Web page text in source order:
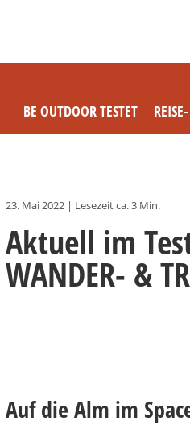
BE OUTDOOR TESTET
23. Mai 2022 | Lesezeit ca. 3 Min.
Aktuell im
WANDER- &
Auf die Alm im